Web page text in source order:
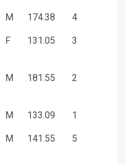
M 174.38 4
F 131.05 3
M 181.55 2
M 133.09 1
M 141.55 5